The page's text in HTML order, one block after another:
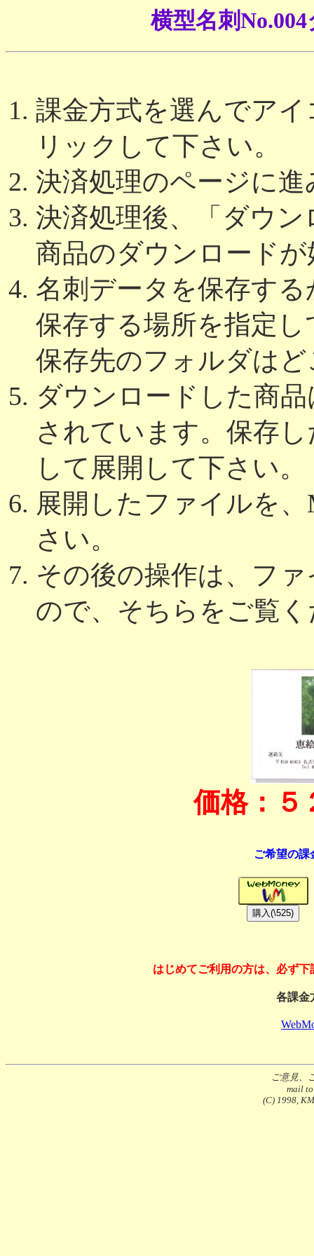
横型名刺
課金方式を選んでア
リックして下さい。
決済処理のページに進
決済処理後、「ダウ
商品のダウンロード
名刺データを保存す
保存する場所を指定し
保存先のフォルダは
ダウンロードした商
されています。保存
して展開して下さい。
展開したファイルを、
さい。
その後の操作は、フ
ので、そちらをご覧
価格：５
ご希望の課
はじめてご利用の方は、必ず
各課金
ご意見、
mail
(C) 1998,